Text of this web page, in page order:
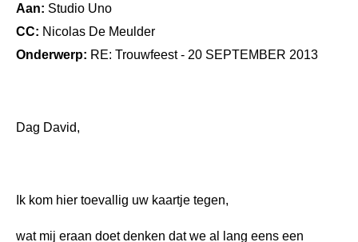
Aan: Studio Uno
CC: Nicolas De Meulder
Onderwerp: RE: Trouwfeest - 20 SEPTEMBER 2013
Dag David,
Ik kom hier toevallig uw kaartje tegen,
wat mij eraan doet denken dat we al lang eens een